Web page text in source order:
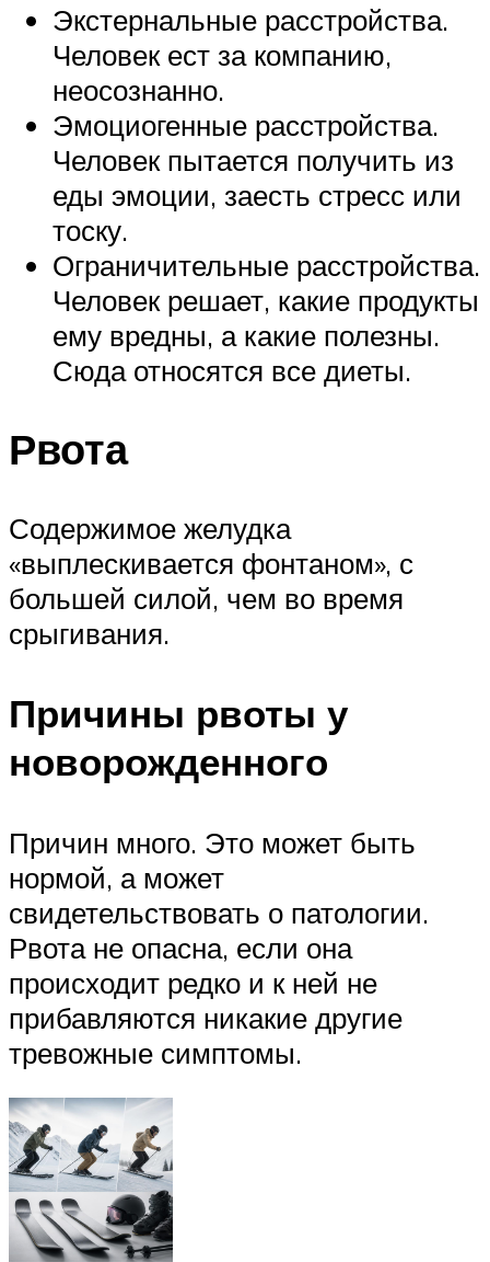
Экстернальные расстройства.
Человек ест за компанию,
неосознанно.‍
Эмоциогенные расстройства.
Человек пытается получить из
еды эмоции, заесть стресс или
тоску.‍
Ограничительные расстройства.
Человек решает, какие продукты
ему вредны, а какие полезны.
Сюда относятся все диеты.‍
Рвота
Содержимое желудка
«выплескивается фонтаном», с
большей силой, чем во время
срыгивания.
Причины рвоты у
новорожденного
Причин много. Это может быть
нормой, а может
свидетельствовать о патологии.
Рвота не опасна, если она
происходит редко и к ней не
прибавляются никакие другие
тревожные симптомы.